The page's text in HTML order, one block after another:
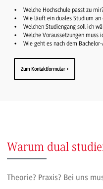
Welche Hochschule passt zu
Wie läuft ein duales Studium an
Welchen Studiengang soll ich
Welche Voraussetzungen muss
Wie geht es nach dem
Zum Kontaktformular
Warum dual
Theorie? Praxis? Bei uns